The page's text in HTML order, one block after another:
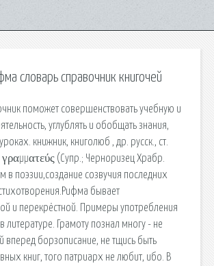
словарь справочник книгочей
поможет совершенствовать учебную и
углублять и обобщать знания,
книжник, книголюб , др. русск., ст.
γραμματεύς (Супр.; Черноризец Храбр.
в поэзии,создание созвучия последних
бывает
и перекрёстной. Примеры употребления
литературе. Грамоту познал многу - не
вперед борзописание, не тщись быть
книг, того патриарх не любит, ибо. В